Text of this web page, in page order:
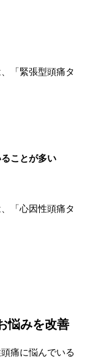
「緊張型頭痛タ
ことが多い
「心因性頭痛タ
悩みを改善
痛に悩んでいる